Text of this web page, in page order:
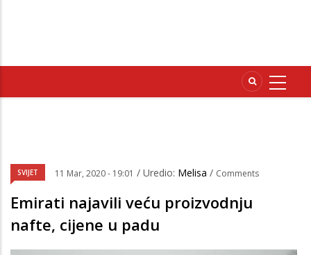
SVIJET 11 Mar, 2020 - 19:01 / Uredio: Melisa / Comments
Emirati najavili veću proizvodnju
nafte, cijene u padu